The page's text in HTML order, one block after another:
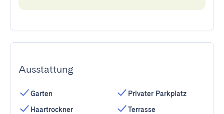
Ausstattung
Garten
Haartrockner
Privater Parkplatz
Terrasse